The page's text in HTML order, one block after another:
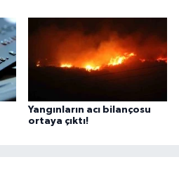
Yangınların acı bilançosu
ortaya çıktı!